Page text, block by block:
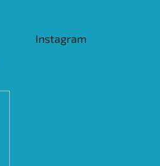
Instagram